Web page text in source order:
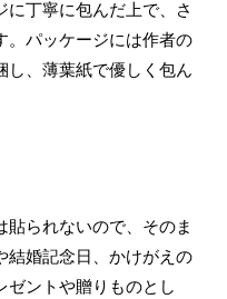
丁寧に包んだ上で、さ
。パッケージには作者の
し、薄葉紙で優しく包ん
られないので、そのま
結婚記念日、かけがえの
ゼントや贈りものとし